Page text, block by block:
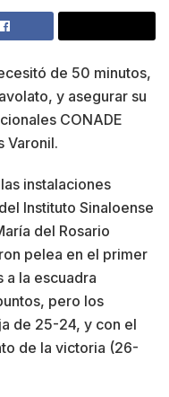
de 50 minutos,
y asegurar su
CONADE
Varonil.
instalaciones
Instituto Sinaloense
del Rosario
pelea en el primer
a la escuadra
pero los
de 25-24, y con el
de la victoria (26-